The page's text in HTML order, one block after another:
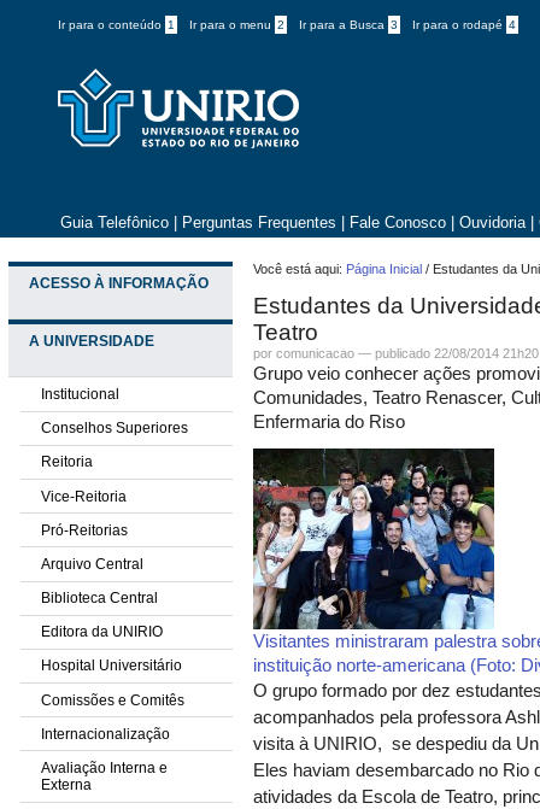
Ir para o conteúdo 1 Ir para o menu 2 Ir para a Busca 3 Ir para o rodapé 4
Guia Telefônico Perguntas Frequentes Fale Conosco Ouvidoria
ACESSO À INFORMAÇÃO
A UNIVERSIDADE
Institucional
Conselhos Superiores
Reitoria
Vice-Reitoria
Pró-Reitorias
Arquivo Central
Biblioteca Central
Editora da UNIRIO
Hospital Universitário
Comissões e Comitês
Internacionalização
Avaliação Interna e
Externa
Você está aqui: Página Inicial / Estudantes da
Estudantes da
Teatro
por comunicacao —publicado 22/08/2014
Grupo veio conhecer ações
Comunidades, Teatro Renascer,
Enfermaria do Riso
Visitantes ministraram palestra
instituição norte-americana (Foto:
O grupo formado por dez
acompanhados pela professora
visita à UNIRIO, se despediu da
Eles haviam desembarcado no Rio
atividades da Escola de Teatro,